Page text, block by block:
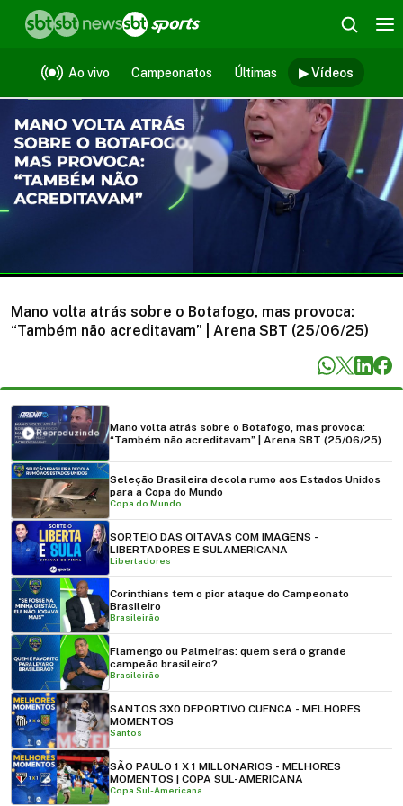
Ao vivo Campeonatos Últimas ▶ Vídeos
Vídeos
Mano volta atrás sobre o Botafogo, mas provoca:
“Também não acreditavam” | Arena SBT (25/06/25)
Reproduzindo
Mano volta atrás sobre o Botafogo, mas provoca:
“Também não acreditavam” | Arena SBT (25/06/25)
Seleção Brasileira decola rumo aos Estados Unidos
para a Copa do Mundo
Copa do Mundo
SORTEIO DAS OITAVAS COM IMAGENS -
LIBERTADORES E SULAMERICANA
Libertadores
Corinthians tem o pior ataque do Campeonato
Brasileiro
Brasileirão
Flamengo ou Palmeiras: quem será o grande
campeão brasileiro?
Brasileirão
SANTOS 3X0 DEPORTIVO CUENCA - MELHORES
MOMENTOS
Santos
SÃO PAULO 1 X 1 MILLONARIOS - MELHORES
MOMENTOS | COPA SUL-AMERICANA
Copa Sul-Americana